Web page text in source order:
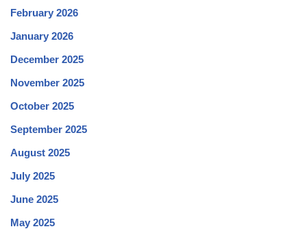
February 2026
January 2026
December 2025
November 2025
October 2025
September 2025
August 2025
July 2025
June 2025
May 2025